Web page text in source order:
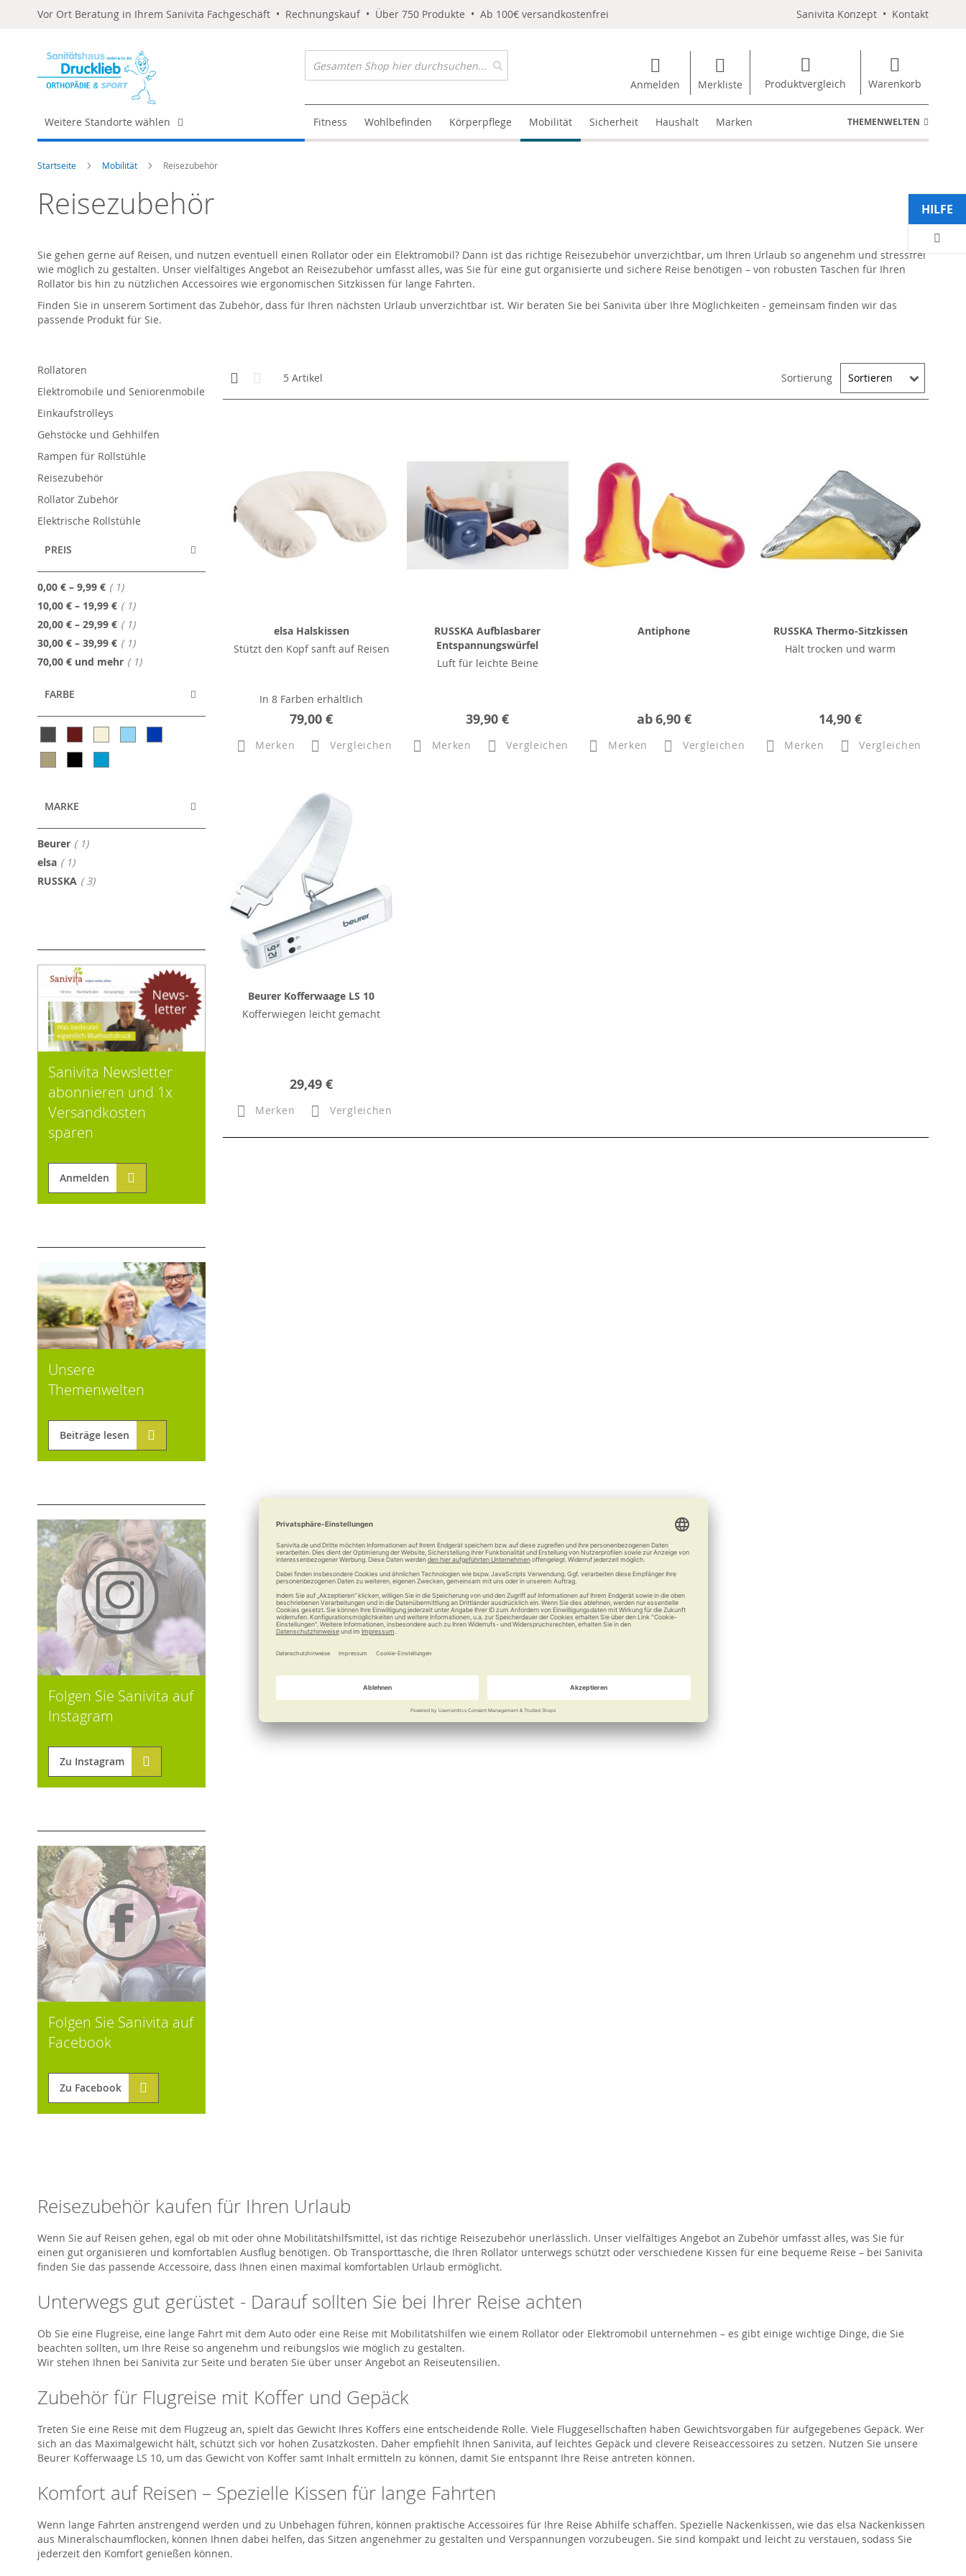
Vor Ort Beratung in Ihrem Sanivita Fachgeschäft • Rechnungskauf • Über 750 Produkte • Ab 100€ versandkostenfrei Sanivita Konzept • Kontakt
Anmelden Merkliste Produktvergleich Warenkorb
Weitere Standorte wählen Fitness Wohlbefinden Körperpflege Mobilität Sicherheit Haushalt Marken THEMENWELTEN
Startseite Mobilität Reisezubehör
Reisezubehör
Sie gehen gerne auf Reisen, und nutzen eventuell einen Rollator oder ein Elektromobil? Dann ist das richtige Reisezubehör unverzichtbar, um Ihren Urlaub so angenehm und stressfrei
wie möglich zu gestalten. Unser vielfältiges Angebot an Reisezubehör umfasst alles, was Sie für eine gut organisierte und sichere Reise benötigen – von robusten Taschen für Ihren
Rollator bis hin zu nützlichen Accessoires wie ergonomischen Sitzkissen für lange Fahrten.
Finden Sie in unserem Sortiment das Zubehör, dass für Ihren nächsten Urlaub unverzichtbar ist. Wir beraten Sie bei Sanivita über Ihre Möglichkeiten - gemeinsam finden wir das
passende Produkt für Sie.
Anzeigen
als
Kachelansicht
5 Artikel Sortierung
elsa Halskissen
Stützt den Kopf sanft auf Reisen
In 8 Farben erhältlich
79,00 €
Merken Vergleichen
RUSSKA Aufblasbarer
Entspannungswürfel
Luft für leichte Beine
39,90 €
Merken Vergleichen
Antiphone
ab6,90 €
Merken Vergleichen
RUSSKA Thermo-Sitzkissen
Hält trocken und warm
14,90 €
Merken Vergleichen
Beurer Kofferwaage LS 10
Kofferwiegen leicht gemacht
29,49 €
Merken Vergleichen
Rollatoren
Elektromobile und Seniorenmobile
Einkaufstrolleys
Gehstöcke und Gehhilfen
Rampen für Rollstühle
Reisezubehör
Rollator Zubehör
Elektrische Rollstühle
PREIS
0,00 € – 9,99 € 1Artikel
10,00 € – 19,99 € 1Artikel
20,00 € – 29,99 € 1Artikel
30,00 € – 39,99 € 1Artikel
70,00 € und mehr 1Artikel
FARBE
MARKE
Beurer 1Artikel
elsa 1Artikel
RUSSKA 3Artikel
Sanivita Newsletter
abonnieren und 1x
Versandkosten
sparen
Anmelden
Unsere
Themenwelten
Beiträge lesen
Folgen Sie Sanivita auf
Instagram
Zu Instagram
Folgen Sie Sanivita auf
Facebook
Zu Facebook
Reisezubehör kaufen für Ihren Urlaub
Wenn Sie auf Reisen gehen, egal ob mit oder ohne Mobilitätshilfsmittel, ist das richtige Reisezubehör unerlässlich. Unser vielfältiges Angebot an Zubehör umfasst alles, was Sie für
einen gut organisieren und komfortablen Ausflug benötigen. Ob Transporttasche, die Ihren Rollator unterwegs schützt oder verschiedene Kissen für eine bequeme Reise – bei Sanivita
finden Sie das passende Accessoire, dass Ihnen einen maximal komfortablen Urlaub ermöglicht.
Unterwegs gut gerüstet - Darauf sollten Sie bei Ihrer Reise achten
Ob Sie eine Flugreise, eine lange Fahrt mit dem Auto oder eine Reise mit Mobilitätshilfen wie einem Rollator oder Elektromobil unternehmen – es gibt einige wichtige Dinge, die Sie
beachten sollten, um Ihre Reise so angenehm und reibungslos wie möglich zu gestalten.
Wir stehen Ihnen bei Sanivita zur Seite und beraten Sie über unser Angebot an Reiseutensilien.
Zubehör für Flugreise mit Koffer und Gepäck
Treten Sie eine Reise mit dem Flugzeug an, spielt das Gewicht Ihres Koffers eine entscheidende Rolle. Viele Fluggesellschaften haben Gewichtsvorgaben für aufgegebenes Gepäck. Wer
sich an das Maximalgewicht hält, schützt sich vor hohen Zusatzkosten. Daher empfiehlt Ihnen Sanivita, auf leichtes Gepäck und clevere Reiseaccessoires zu setzen. Nutzen Sie unsere
Beurer Kofferwaage LS 10, um das Gewicht von Koffer samt Inhalt ermitteln zu können, damit Sie entspannt Ihre Reise antreten können.
Komfort auf Reisen – Spezielle Kissen für lange Fahrten
Wenn lange Fahrten anstrengend werden und zu Unbehagen führen, können praktische Accessoires für Ihre Reise Abhilfe schaffen. Spezielle Nackenkissen, wie das elsa Nackenkissen
aus Mineralschaumflocken, können Ihnen dabei helfen, das Sitzen angenehmer zu gestalten und Verspannungen vorzubeugen. Sie sind kompakt und leicht zu verstauen, sodass Sie
jederzeit den Komfort genießen können.
HILFE